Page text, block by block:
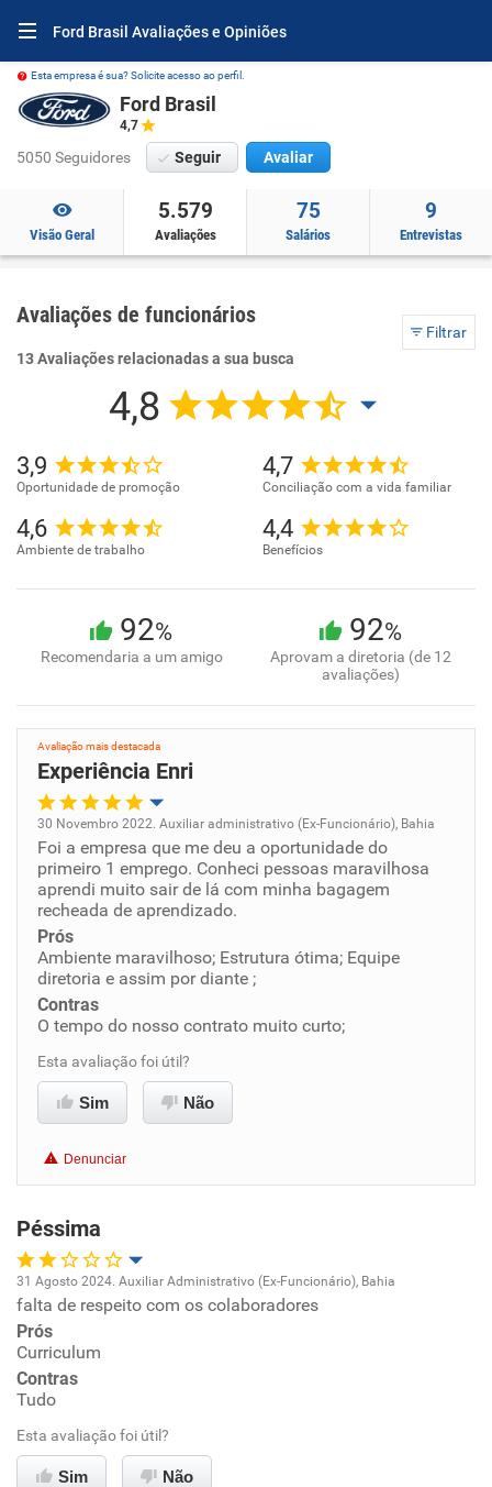
Ford Brasil Avaliações e Opiniões
Esta empresa é sua? Solicite acesso ao perfil.
Ford Brasil
4,7
5050 Seguidores Seguir Avaliar
Visão Geral
5.579
Avaliações
75
Salários
9
Entrevistas
Avaliações de funcionários
Filtrar
13 Avaliações relacionadas a sua busca
4,8
3,9
Oportunidade de promoção
4,7
Conciliação com a vida familiar
4,6
Ambiente de trabalho
4,4
Benefícios
92%
Recomendaria a um amigo
92%
Aprovam a diretoria (de 12
avaliações)
Avaliação mais destacada
Experiência Enri
Oportunidade de promoção
Ambiente de trabalho
Conciliação com a vida familiar
Benefícios
Recomenda esta empresa
Recomenda a diretoria
30 Novembro 2022. Auxiliar administrativo (Ex-Funcionário), Bahia
Foi a empresa que me deu a oportunidade do
primeiro 1 emprego. Conheci pessoas maravilhosa
aprendi muito sair de lá com minha bagagem
recheada de aprendizado.
Prós
Ambiente maravilhoso; Estrutura ótima; Equipe
diretoria e assim por diante ;
Contras
O tempo do nosso contrato muito curto;
Esta avaliação foi útil?
Sim Não
Denunciar
Péssima
Oportunidade de promoção
Ambiente de trabalho
Benefícios
31 Agosto 2024. Auxiliar Administrativo (Ex-Funcionário), Bahia
falta de respeito com os colaboradores
Prós
Curriculum
Contras
Tudo
Esta avaliação foi útil?
Sim Não